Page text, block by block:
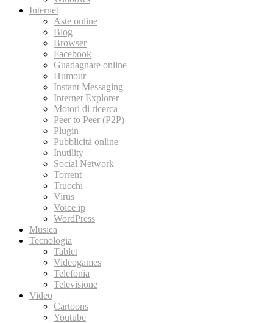
Internet
Aste online
Blog
Browser
Facebook
Guadagnare online
Humour
Instant Messaging
Internet Explorer
Motori di ricerca
Peer to Peer (P2P)
Plugin
Pubblicità online
Inutility
Social Network
Torrent
Trucchi
Virus
Voice ip
WordPress
Musica
Tecnologia
Tablet
Videogames
Telefonia
Televisione
Video
Cartoons
Youtube